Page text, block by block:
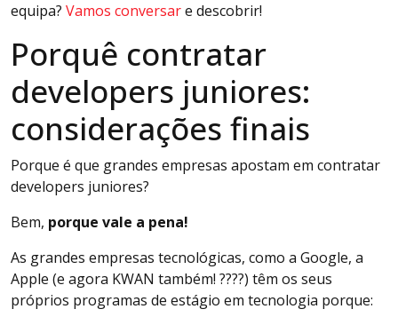
equipa? Vamos conversare descobrir!
Porquê contratar
developers juniores:
considerações finais
Porque é que grandes empresas apostam em contratar
developers juniores?
Bem, porque vale a pena!
As grandes empresas tecnológicas, como a Google, a
Apple (e agora KWAN também! ????) têm os seus
próprios programas de estágio em tecnologia porque: